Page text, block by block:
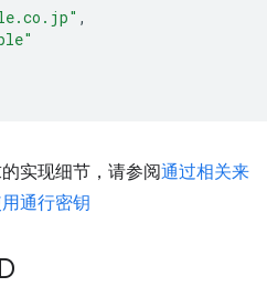
,
实现细节，请参阅通过相关来
通行密钥